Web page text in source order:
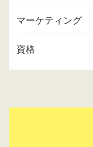
マーケティング
資格